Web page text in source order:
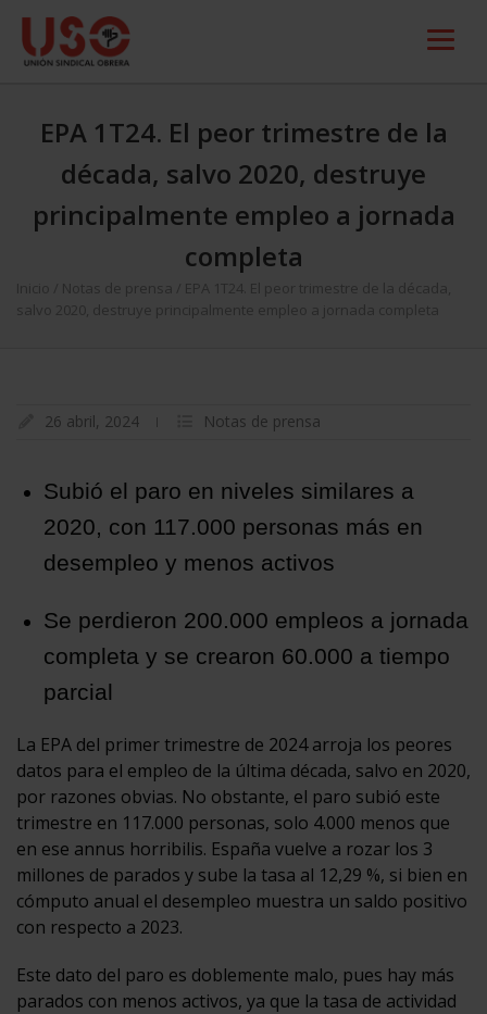
EPA 1T24. El peor trimestre de la
década, salvo 2020, destruye
principalmente empleo a jornada
completa
Inicio Notas de prensa
EPA 1T24. El peor trimestre de la década,
salvo 2020, destruye principalmente empleo a jornada completa
26 abril, 2024 Notas de prensa
Subió el paro en niveles similares a
2020, con 117.000 personas más en
desempleo y menos activos
Se perdieron 200.000 empleos a jornada
completa y se crearon 60.000 a tiempo
parcial
La EPA del primer trimestre de 2024 arroja los peores
datos para el empleo de la última década, salvo en 2020,
por razones obvias. No obstante, el paro subió este
trimestre en 117.000 personas, solo 4.000 menos que
en ese annus horribilis. España vuelve a rozar los 3
millones de parados y sube la tasa al 12,29 %, si bien en
cómputo anual el desempleo muestra un saldo positivo
con respecto a 2023.
Este dato del paro es doblemente malo, pues hay más
parados con menos activos, ya que la tasa de actividad